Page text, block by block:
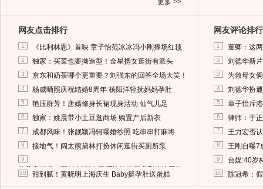
更多 >>
网友点击排行
1 《比利林恩》首映 章子怡范冰冰冯小刚捧场红毯
2 独家：买菜也要拗造型！金星携女逛街有派头
3 京东和奶茶哪个更重要？刘强东的回答全场大笑！
4 杨威晒照庆祝结婚8周年 杨阳洋轻抚妈妈孕肚
5 艳压群芳！唐嫣修身长裙现身活动 仙气儿足
6 独家：姚晨带小土豆逛商场 购置产后新衣
7 成都风味！张靓颖冯轲曝婚纱照 吃串串打麻将
8 接地气！阔太熊黛林打扮休闲逛街买厕所泵
9
马蓉离婚后，砸1000万人民币给媒体要求删掉这照片
10 甜到腻！黄晓明上海庆生 Baby挺孕肚送蛋糕
网友评论排行
1 董卿：这
2 刘德华新
3 为救母女
4 刘德华扮
5 章子怡斥
6 律师：于
7 王力宏否
8 王刚自曝7
9 台媒:40岁
10 陈冠希：